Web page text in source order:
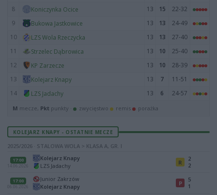
8
Koniczynka Ocice 13 15
22-32
9
Bukowa Jastkowice 13 13
24-49
10
LZS Wola Rzeczycka 13 13
27-40
11
Strzelec Dąbrowica 13 10
25-40
12
KP Zarzecze 13 10
28-39
13
Kolejarz Knapy 13 7
11-51
14
LZS Jadachy 13 6 24-57
M mecze, Pkt punkty · zwycięstwo remis porażka
KOLEJARZ KNAPY - OSTATNIE MECZE
2025/2026 · STALOWA WOLA > KLASA A, GR. I
17:00
14.06.2026
Kolejarz Knapy
LZS Jadachy
R
2
2
17:00
06.06.2026
Junior Zakrzów
Kolejarz Knapy
P
5
1